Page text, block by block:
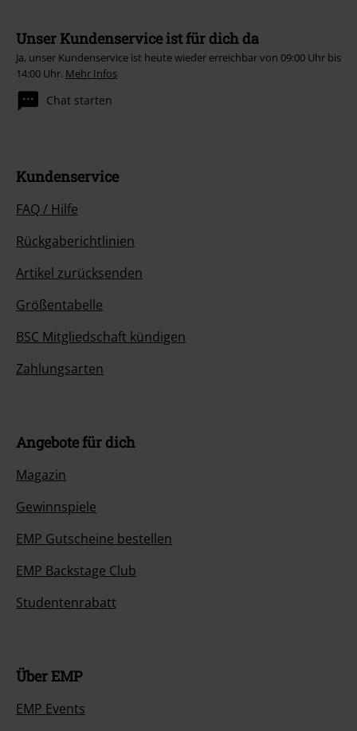
Unser Kundenservice ist für dich da
Ja, unser Kundenservice ist heute wieder erreichbar von 09:00 Uhr bis
14:00 Uhr. Mehr Infos
Chat starten
Kundenservice
FAQ / Hilfe
Rückgaberichtlinien
Artikel zurücksenden
Größentabelle
BSC Mitgliedschaft kündigen
Zahlungsarten
Angebote für dich
Magazin
Gewinnspiele
EMP Gutscheine bestellen
EMP Backstage Club
Studentenrabatt
Über EMP
EMP Events